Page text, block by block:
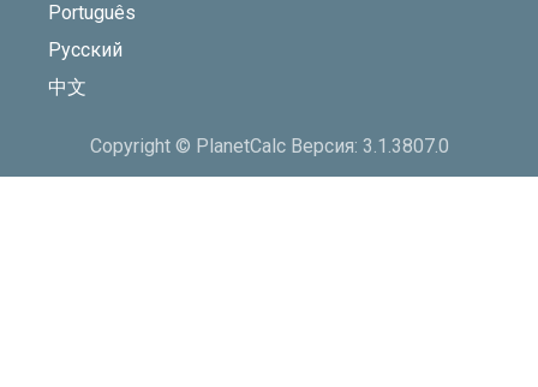
Português
Русский
中文
Copyright © PlanetCalc Версия: 3.1.3807.0